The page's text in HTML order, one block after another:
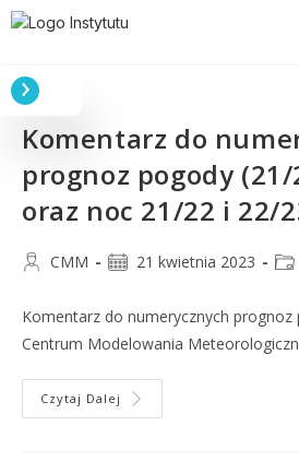
Komentarz do
prognoz pogody (21/
oraz noc 21/22 i 22/
CMM 21 kwietnia 2023
Komentarz do numerycznych
Centrum Modelowania
Czytaj Dalej